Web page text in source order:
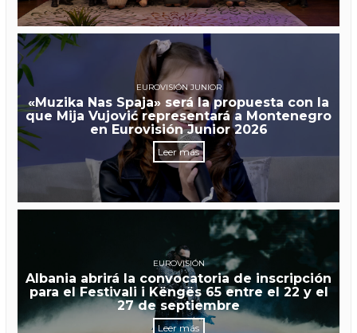
EUROVISIÓN JUNIOR
«Muzika Nas Spaja» será la propuesta con la
que Mija Vujović representará a Montenegro
en Eurovisión Junior 2026
Leer más
EUROVISIÓN
Albania abrirá la convocatoria de inscripción
para el Festivali i Këngës 65 entre el 22 y el
27 de septiembre
Leer más